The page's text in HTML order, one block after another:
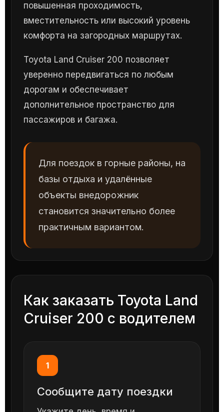
повышенная проходимость,
вместительность или высокий уровень
комфорта на загородных маршрутах.
Toyota Land Cruiser 200 позволяет
уверенно передвигаться по любым
дорогам и обеспечивает
дополнительное пространство для
пассажиров и багажа.
Для поездок в горные районы, на
базы отдыха и удалённые
объекты внедорожник
становится значительно более
практичным вариантом.
Как заказать Toyota Land
Cruiser 200 с водителем
1
Сообщите дату поездки